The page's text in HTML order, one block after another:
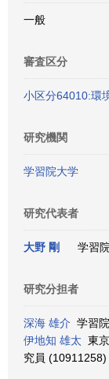
一般
審査区分
小区分64010:環
研究機関
学習院大学
研究代表者
大野 剛 学習
研究分担者
深海 雄介 学習
伊地知 雄太 東
究員 (10911258)